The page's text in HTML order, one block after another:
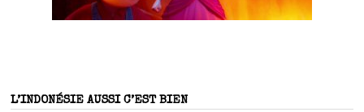
L’INDONÉSIE AUSSI C’EST BIEN